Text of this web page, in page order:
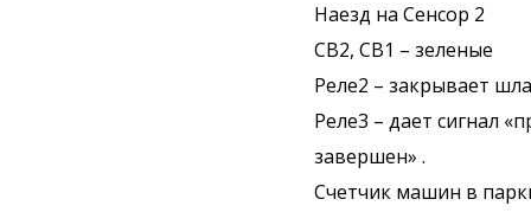
Наезд на Сенсор 2
СВ2, СВ1 – зеленые
Реле2 – закрывает
Реле3 – дает сигнал
завершен» .
Счетчик машин в